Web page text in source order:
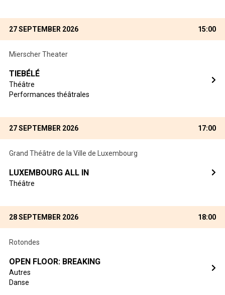
27 SEPTEMBER 2026 15:00
Mierscher Theater
TIEBÉLÉ
Théâtre
Performances théâtrales
27 SEPTEMBER 2026 17:00
Grand Théâtre de la Ville de Luxembourg
LUXEMBOURG ALL IN
Théâtre
28 SEPTEMBER 2026 18:00
Rotondes
OPEN FLOOR: BREAKING
Autres
Danse